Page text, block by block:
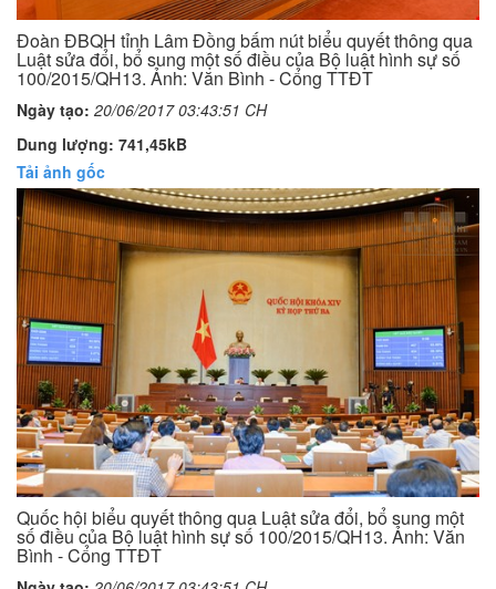
Đoàn ĐBQH tỉnh Lâm Đồng bấm nút biểu quyết thông qua
Luật sửa đổi, bổ sung một số điều của Bộ luật hình sự số
100/2015/QH13. Ảnh: Văn Bình - Cổng TTĐT
Ngày tạo: 20/06/2017 03:43:51 CH
Dung lượng: 741,45kB
Tải ảnh gốc
Quốc hội biểu quyết thông qua Luật sửa đổi, bổ sung một
số điều của Bộ luật hình sự số 100/2015/QH13. Ảnh: Văn
Bình - Cổng TTĐT